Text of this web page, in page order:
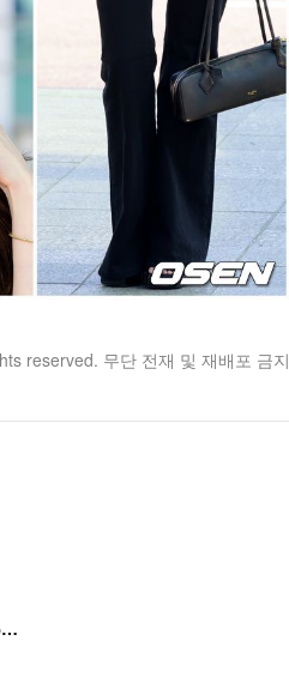
reserved. 무단 전재 및 재배포 금지
“
연습생 아닙니다” 싸이 '흠뻑쇼' 즉석 캐스팅 여중생, 루머 뿔났다[Oh!쎈 이...